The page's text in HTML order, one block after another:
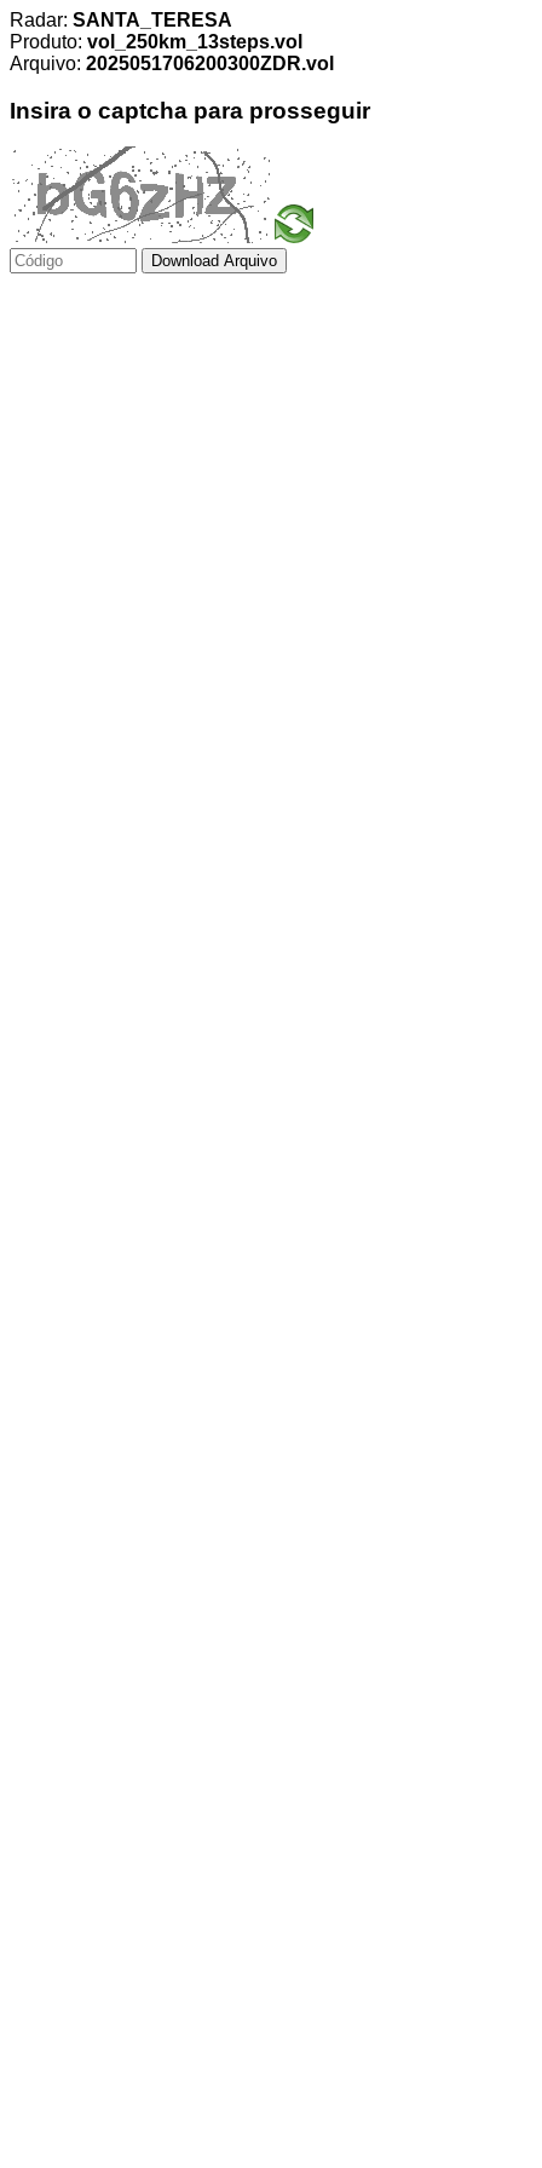
Radar: SANTA_TERESA
Produto: vol_250km_13steps.vol
Arquivo: 2025051706200300ZDR.vol
Insira o captcha para prosseguir